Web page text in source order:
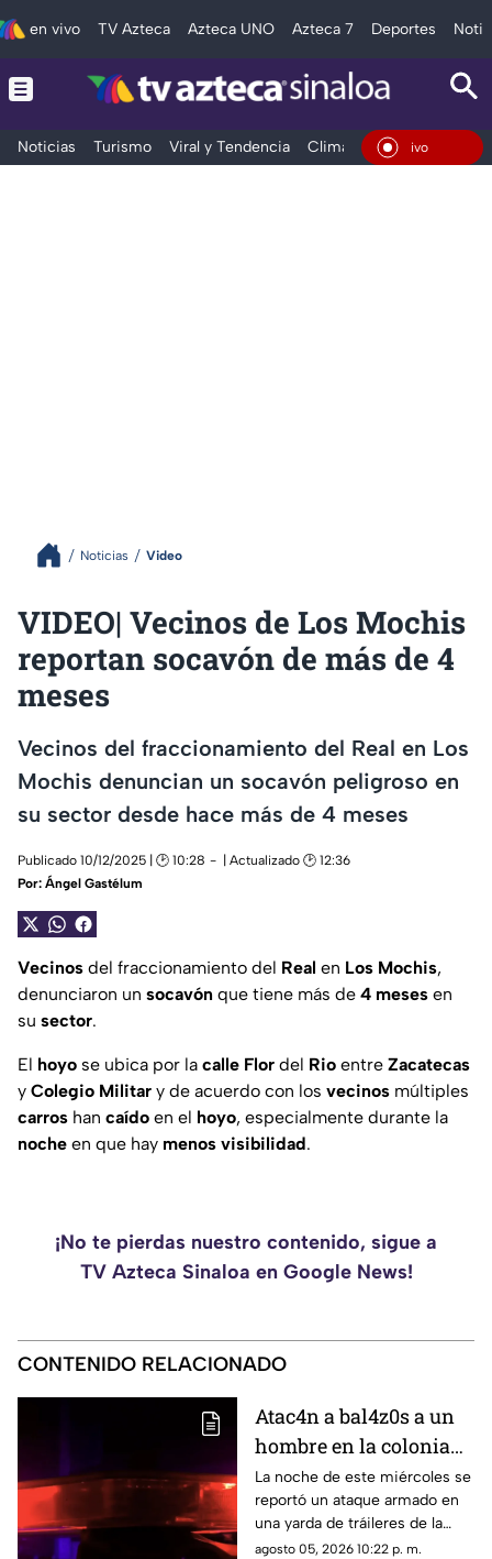
en vivo TV Azteca Azteca UNO Azteca 7 Deportes
Noticias Turismo Viral y Tendencia Clima Deportes
En Vivo
Noticias Video
VIDEO| Vecinos de Los Mochis
reportan socavón de más de 4
meses
Vecinos del fraccionamiento del Real en Los
Mochis denuncian un socavón peligroso en
su sector desde hace más de 4 meses
Publicado 10/12/2025 | 🕑 10:28
| Actualizado 🕑 12:36
Por: Ángel Gastélum
Vecinos del fraccionamiento del Real en Los Mochis,
denunciaron un socavón que tiene más de 4 meses en
su sector.
El hoyo se ubica por la calle Flor del Rio entre Zacatecas
y Colegio Militar y de acuerdo con los vecinos múltiples
carros han caído en el hoyo, especialmente durante la
noche en que hay menos visibilidad.
¡No te pierdas nuestro contenido, sigue a
TV Azteca Sinaloa en Google News!
CONTENIDO RELACIONADO
Atac4n a bal4z0s a un
hombre en la colonia
San Rafael, en
Culiacán; ya fue
identificado
La noche de este miércoles se
reportó un ataque armado en
una yarda de tráileres de la
colonia San Rafael, en la capital
agosto 05, 2026 10:22 p. m.